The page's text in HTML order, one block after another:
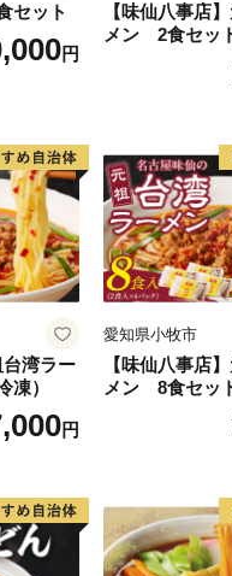
セット
円
【味仙八事店
メン 2食セッ
台湾ラー
）
円
愛知県小牧市
【味仙八事店
メン 8食セッ